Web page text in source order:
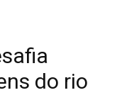
do rio